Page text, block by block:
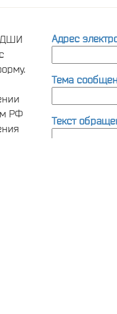
ДШИ
РФ
Адрес
Тема
Текст